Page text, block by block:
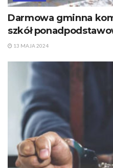
Darmowa gminna
szkół
13 MAJA 2024